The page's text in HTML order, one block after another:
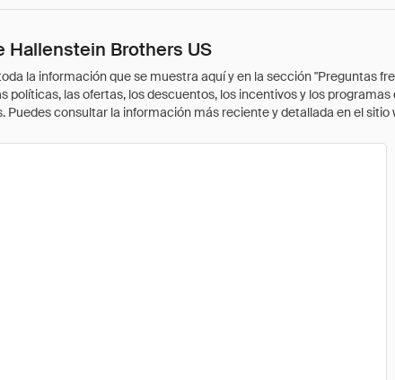
Hallenstein Brothers US
la información que se muestra aquí y en la sección "Preguntas
políticas, las ofertas, los descuentos, los incentivos y los
Puedes consultar la información más reciente y detallada en el sitio